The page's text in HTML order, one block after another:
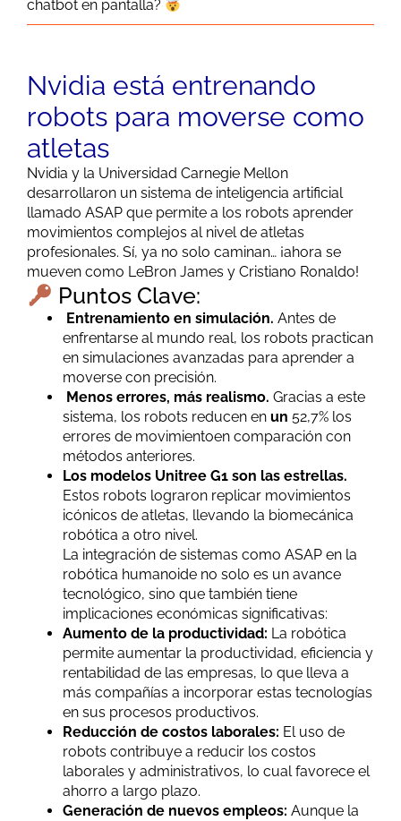
chatbot en pantalla?
Nvidia está entrenando
robots para moverse como
atletas
Nvidia y la Universidad Carnegie Mellon
desarrollaron un sistema de inteligencia artificial
llamado ASAP que permite a los robots aprender
movimientos complejos al nivel de atletas
profesionales. Sí, ya no solo caminan… ¡ahora se
mueven como LeBron James y Cristiano Ronaldo!
Puntos Clave:
Entrenamiento en simulación. Antes de
enfrentarse al mundo real, los robots practican
en simulaciones avanzadas para aprender a
moverse con precisión.
Menos errores, más realismo. Gracias a este
sistema, los robots reducen en un 52,7% los
errores de movimientoen comparación con
métodos anteriores.
Los modelos Unitree G1 son las estrellas.
Estos robots lograron replicar movimientos
icónicos de atletas, llevando la biomecánica
robótica a otro nivel.
La integración de sistemas como ASAP en la
robótica humanoide no solo es un avance
tecnológico, sino que también tiene
implicaciones económicas significativas:
Aumento de la productividad: La robótica
permite aumentar la productividad, eficiencia y
rentabilidad de las empresas, lo que lleva a
más compañías a incorporar estas tecnologías
en sus procesos productivos.
Reducción de costos laborales: El uso de
robots contribuye a reducir los costos
laborales y administrativos, lo cual favorece el
ahorro a largo plazo.
Generación de nuevos empleos: Aunque la